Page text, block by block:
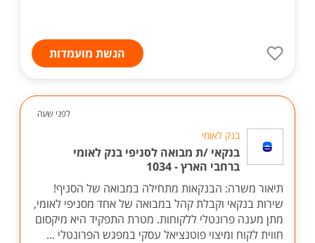
הגשת מועמדות
לפני שעה
בנק לאומי
בנקאי /ת מבואה לסניפי בנק לאומי
ברחבי הארץ - 1034
תיאור משרה: הבנקאות מתחילה במבואה של הסניף!
שירות בנקאי וקבלת קהל במבואה של אחד מסניפי לאומי,
מתן מענה פרונטלי ללקוחות. מטרת התפקיד היא מיקסום
חווית לקוח ומיצוי פוטנציאל עסקי במפגש הפרונטלי ...